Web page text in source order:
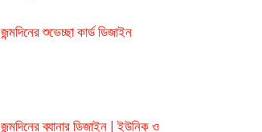
জন্মদিনের শুভেচ্ছা কার্ড ডিজাইন
জন্মদিনের ব্যানার ডিজাইন | ইউনিক ও